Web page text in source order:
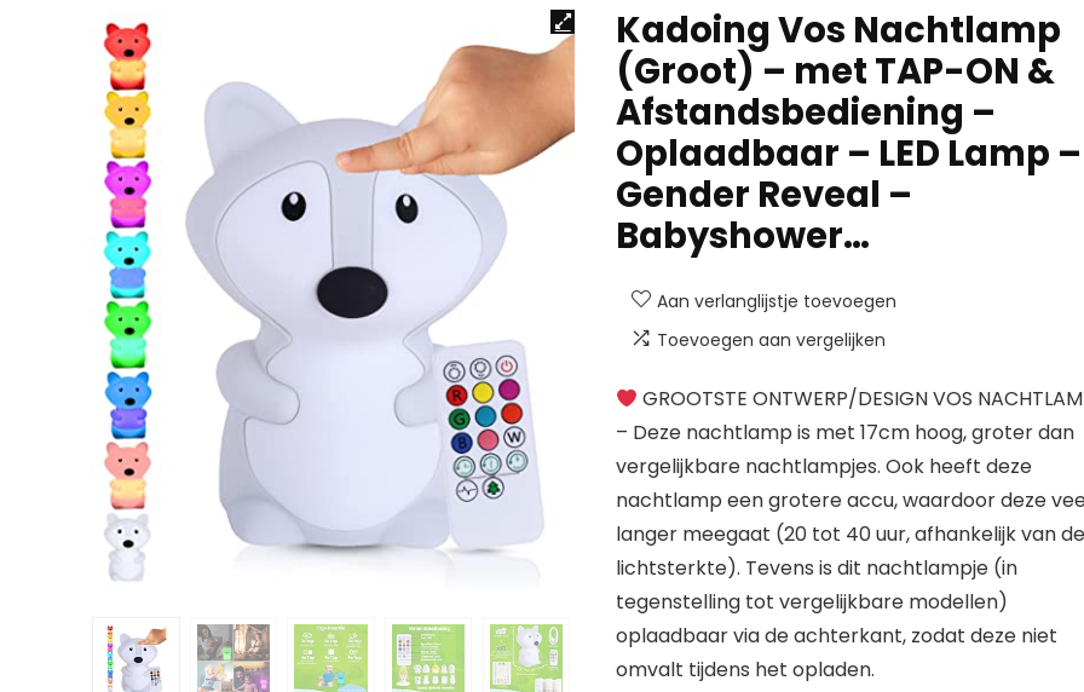
Kadoing Vos Nachtlamp
(Groot) – met TAP-ON &
Afstandsbediening –
Oplaadbaar – LED Lamp –
Gender Reveal –
Babyshower…
Aan verlanglijstje toevoegen
Toevoegen aan vergelijken
GROOTSTE ONTWERP/DESIGN VOS
– Deze nachtlamp is met 17cm hoog, groter dan
vergelijkbare nachtlampjes. Ook heeft deze
nachtlamp een grotere accu, waardoor deze
langer meegaat (20 tot 40 uur, afhankelijk van de
lichtsterkte). Tevens is dit nachtlampje (in
tegenstelling tot vergelijkbare modellen)
oplaadbaar via de achterkant, zodat deze niet
omvalt tijdens het opladen.